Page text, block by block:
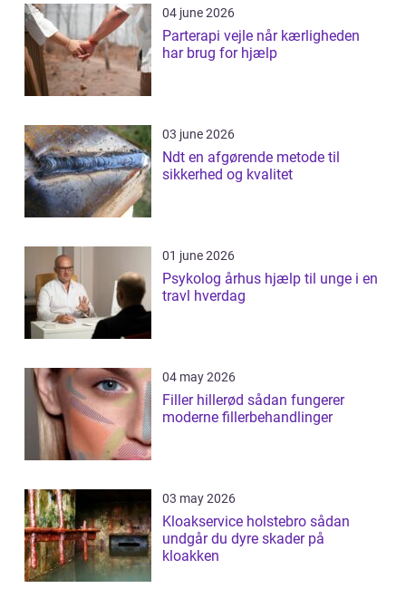
04 june 2026
Parterapi vejle når kærligheden
har brug for hjælp
03 june 2026
Ndt en afgørende metode til
sikkerhed og kvalitet
01 june 2026
Psykolog århus hjælp til unge i en
travl hverdag
04 may 2026
Filler hillerød sådan fungerer
moderne fillerbehandlinger
03 may 2026
Kloakservice holstebro sådan
undgår du dyre skader på
kloakken